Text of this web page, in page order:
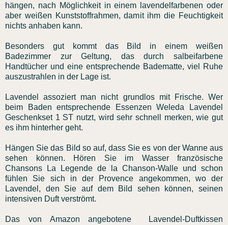
hängen, nach Möglichkeit in einem lavendelfarbenen oder
aber weißen Kunststoffrahmen, damit ihm die Feuchtigkeit
nichts anhaben kann.
Besonders gut kommt das Bild in einem weißen
Badezimmer zur Geltung, das durch salbeifarbene
Handtücher und eine entsprechende Badematte, viel Ruhe
auszustrahlen in der Lage ist.
Lavendel assoziert man nicht grundlos mit Frische. Wer
beim Baden entsprechende Essenzen Weleda Lavendel
Geschenkset 1 ST nutzt, wird sehr schnell merken, wie gut
es ihm hinterher geht.
Hängen Sie das Bild so auf, dass Sie es von der Wanne aus
sehen können. Hören Sie im Wasser französische
Chansons La Legende de la Chanson-Walle und schon
fühlen Sie sich in der Provence angekommen, wo der
Lavendel, den Sie auf dem Bild sehen können, seinen
intensiven Duft verströmt.
Das von Amazon angebotene Lavendel-Duftkissen